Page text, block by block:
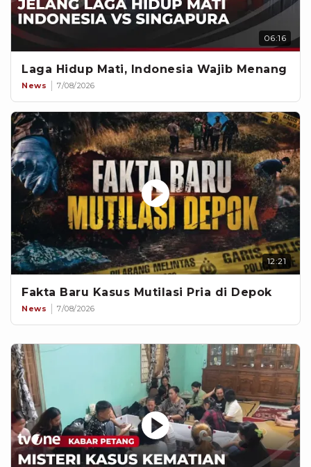
06:16
Laga Hidup Mati, Indonesia Wajib Menang
News 7/08/2026
12:21
Fakta Baru Kasus Mutilasi Pria di Depok
News 7/08/2026